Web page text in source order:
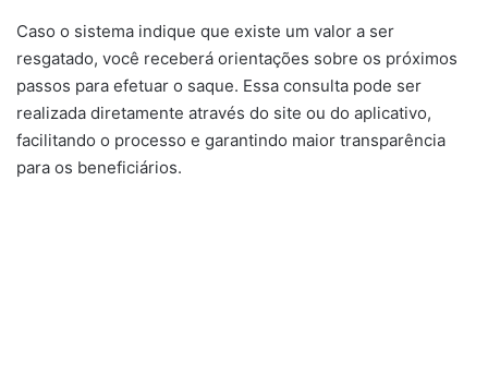
Caso o sistema indique que existe um valor a ser
resgatado, você receberá orientações sobre os próximos
passos para efetuar o saque. Essa consulta pode ser
realizada diretamente através do site ou do aplicativo,
facilitando o processo e garantindo maior transparência
para os beneficiários.